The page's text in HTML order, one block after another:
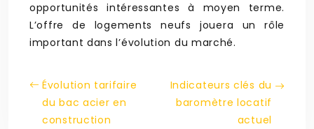
opportunités intéressantes à moyen terme.
L’offre de logements neufs jouera un rôle
important dans l’évolution du marché.
Évolution tarifaire
du bac acier en
construction
Indicateurs clés du
baromètre locatif
actuel